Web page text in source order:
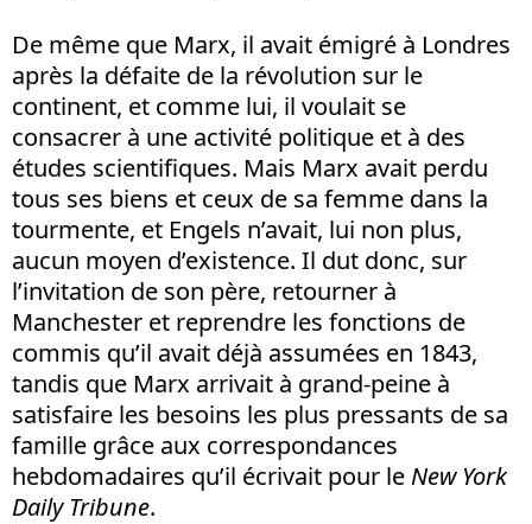
De même que Marx, il avait émigré à Londres
après la défaite de la révolution sur le
continent, et comme lui, il voulait se
consacrer à une activité politique et à des
études scientifiques. Mais Marx avait perdu
tous ses biens et ceux de sa femme dans la
tourmente, et Engels n’avait, lui non plus,
aucun moyen d’existence. Il dut donc, sur
l’invitation de son père, retourner à
Manchester et reprendre les fonctions de
commis qu’il avait déjà assumées en 1843,
tandis que Marx arrivait à grand-peine à
satisfaire les besoins les plus pressants de sa
famille grâce aux correspondances
hebdomadaires qu’il écrivait pour leNew York
Daily Tribune.